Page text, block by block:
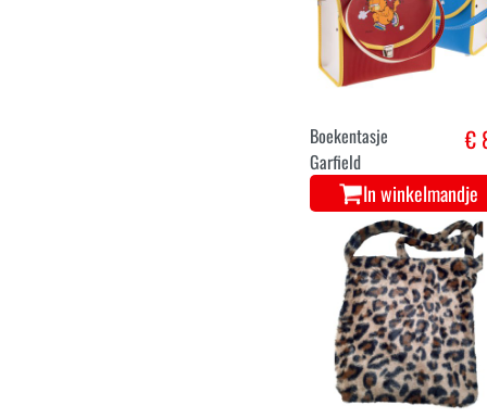
Boekentasje
Garfield
€
In winkelmandje